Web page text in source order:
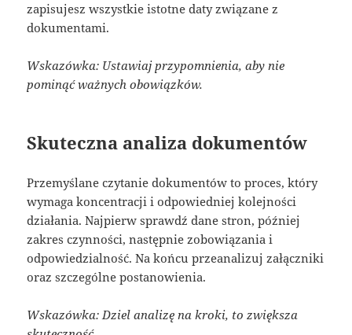
zapisujesz wszystkie istotne daty związane z
dokumentami.
Wskazówka: Ustawiaj przypomnienia, aby nie
pominąć ważnych obowiązków.
Skuteczna analiza dokumentów
Przemyślane czytanie dokumentów to proces, który
wymaga koncentracji i odpowiedniej kolejności
działania. Najpierw sprawdź dane stron, później
zakres czynności, następnie zobowiązania i
odpowiedzialność. Na końcu przeanalizuj załączniki
oraz szczególne postanowienia.
Wskazówka: Dziel analizę na kroki, to zwiększa